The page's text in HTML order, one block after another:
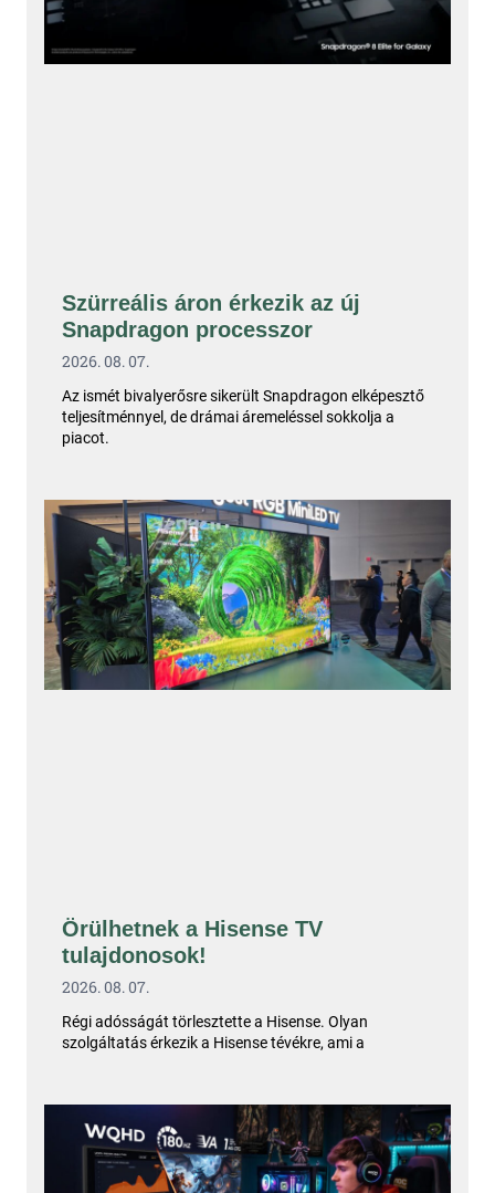
Szürreális áron érkezik az új
Snapdragon processzor
2026. 08. 07.
Az ismét bivalyerősre sikerült Snapdragon elképesztő
teljesítménnyel, de drámai áremeléssel sokkolja a
piacot.
Örülhetnek a Hisense TV
tulajdonosok!
2026. 08. 07.
Régi adósságát törlesztette a Hisense. Olyan
szolgáltatás érkezik a Hisense tévékre, ami a